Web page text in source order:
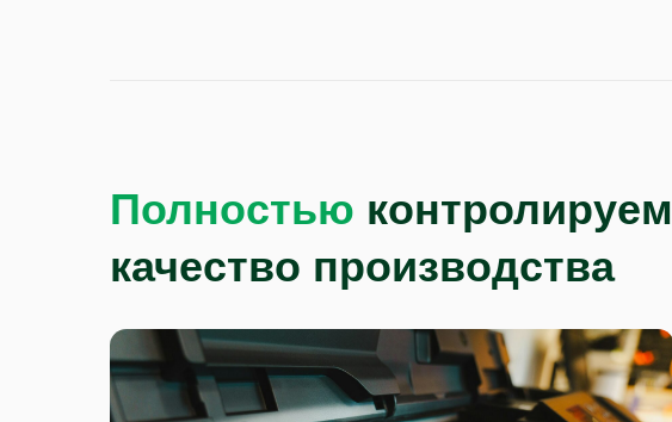
Полностью контролируем
качество производства